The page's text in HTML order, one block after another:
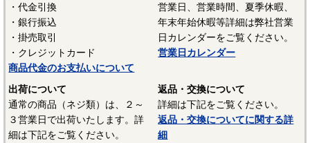
・代金引換
・銀行振込
・掛売取引
・クレジットカード
商品代金のお支払いについて
営業日、営業時間、夏季休暇、
年末年始休暇等詳細は弊社営業
日カレンダーをご覧ください。
営業日カレンダー
出荷について
通常の商品（ネジ類）は、２～
３営業日で出荷いたします。詳
細は下記をご覧ください。
返品・交換について
詳細は下記をご覧ください。
返品・交換についてに関する詳
細